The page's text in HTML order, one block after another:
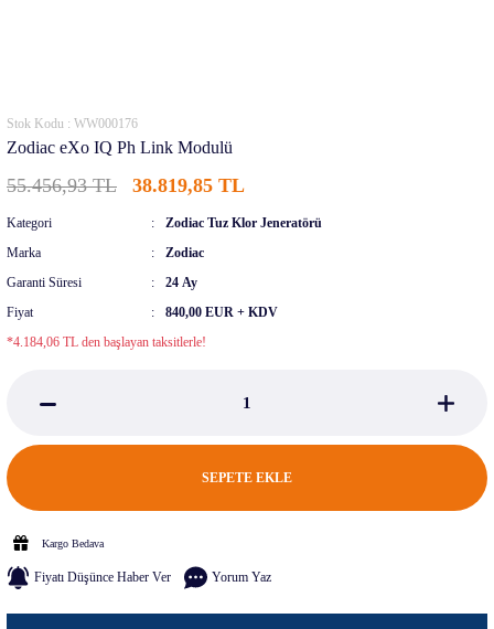
Stok Kodu : WW000176
Zodiac eXo IQ Ph Link Modulü
55.456,93 TL 38.819,85 TL
Kategori
Zodiac Tuz Klor Jeneratörü
Marka
Zodiac
Garanti Süresi
24 Ay
Fiyat
840,00 EUR + KDV
*4.184,06 TL den başlayan taksitlerle!
SEPETE EKLE
Kargo Bedava
Fiyatı Düşünce Haber Ver Yorum Yaz